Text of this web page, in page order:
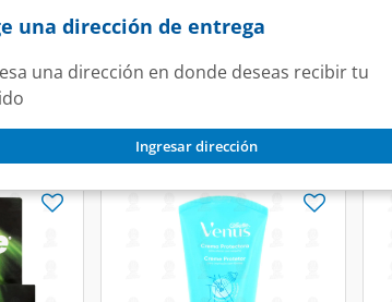
una dirección de entrega
una dirección en donde deseas recibir tu
Ingresar dirección